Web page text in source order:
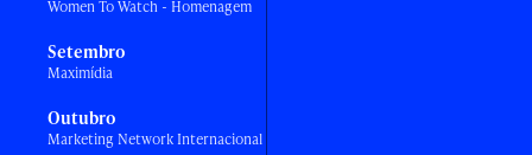
Women To Watch - Homenagem
Setembro
Maximídia
Outubro
Marketing Network Internacional